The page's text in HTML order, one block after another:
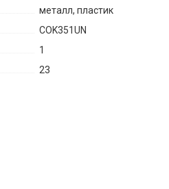
металл, пластик
COK351UN
1
23